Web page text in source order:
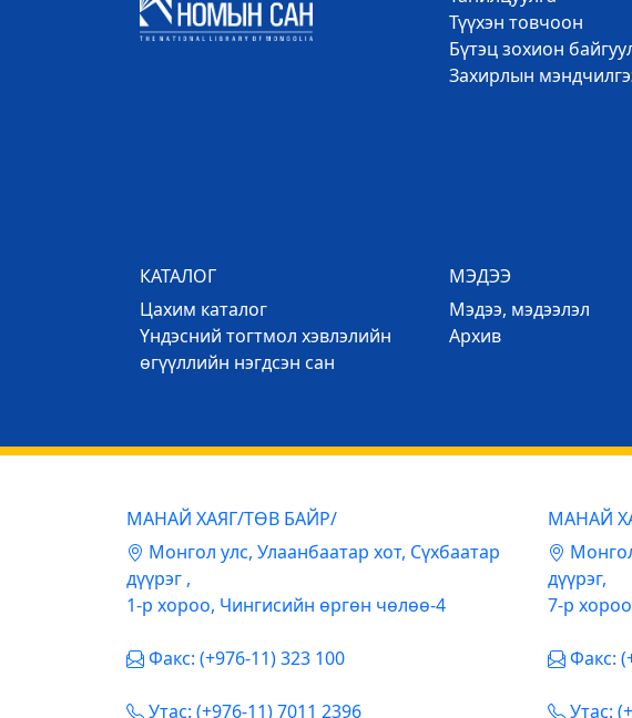
Түүхэн товчоон
Бүтэц зохион
Захирлын
КАТАЛОГ
Цахим каталог
Үндэсний тогтмол хэвлэлийн
өгүүллийн нэгдсэн сан
МЭДЭЭ
Mэдээ, мэдээлэл
Архив
МАНАЙ ХАЯГ/ТӨВ БАЙР/
Mонгол улс, Улаанбаатар хот, Сүхбаатар
дүүрэг ,
1-р хороо, Чингисийн өргөн чөлөө-4
Факс: (+976-11) 323 100
Утас: (+976-11) 7011 2396
МАНАЙ
дүүрэг,
7-р
Факс:
Утас: